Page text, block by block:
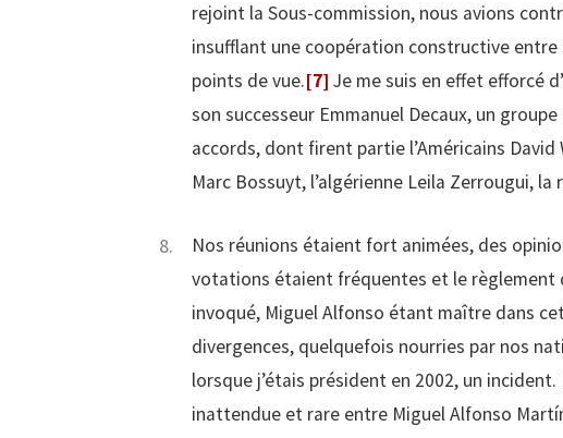
rejoint la Sous-commission, nous avions
insufflant une coopération constructive
points de vue.[7] Je me suis en effet efforcé
son successeur Emmanuel Decaux, un
accords, dont firent partie l’Américains
Marc Bossuyt, l’algérienne Leila Zerrougui,
Nos réunions étaient fort animées, des
votations étaient fréquentes et le
invoqué, Miguel Alfonso étant maître dans
divergences, quelquefois nourries par nos
lorsque j’étais président en 2002, un
inattendue et rare entre Miguel Alfonso